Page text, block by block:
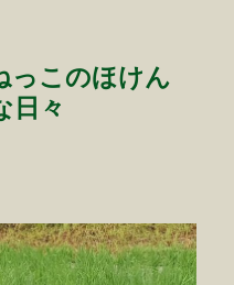
っこのほけん
日々